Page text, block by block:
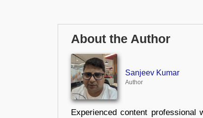
About the Author
Sanjeev Kumar
Author
Experienced content